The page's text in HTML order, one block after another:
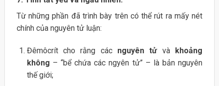
Từ những phần đã trình bày trên có thể rút ra mấy nét
chính của nguyên tử luận:
Đêmôcrít cho rằng các nguyên tửvà khoảng
không – “bể chứa các ngyên tử” – là bản nguyên
thế giới;